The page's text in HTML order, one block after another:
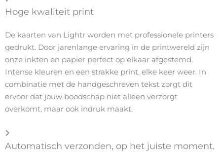
Hoge kwaliteit print
De kaarten van Lightr worden met professionele printers
gedrukt. Door jarenlange ervaring in de printwereld zijn
onze inkten en papier perfect op elkaar afgestemd.
Intense kleuren en een strakke print, elke keer weer. In
combinatie met de handgeschreven tekst zorgt dit
ervoor dat jouw boodschap niet alleen verzorgt
overkomt, maar ook indruk maakt.
Automatisch verzonden, op het juiste moment.